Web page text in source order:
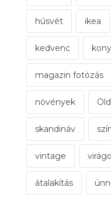
húsvét ikea
kedvenc
magazin fotózás
növények
skandináv
vintage
átalakítás